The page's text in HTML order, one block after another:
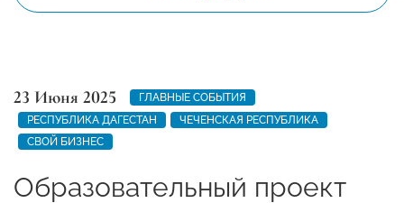
23 Июня 2025
ГЛАВНЫЕ СОБЫТИЯ
РЕСПУБЛИКА ДАГЕСТАН
ЧЕЧЕНСКАЯ РЕСПУБЛИКА
СВОЙ БИЗНЕС
Образовательный проект